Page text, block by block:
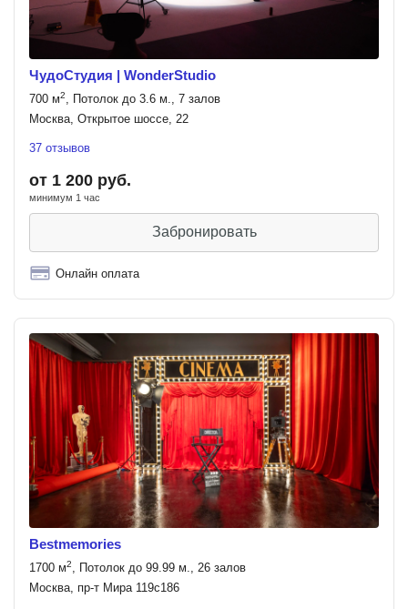
ЧудоСтудия | WonderStudio
700 м2, Потолок до 3.6 м., 7 залов
Москва, Открытое шоссе, 22
37 отзывов
от 1 200 руб.
минимум 1 час
Забронировать
Онлайн оплата
Bestmemories
1700 м2, Потолок до 99.99 м., 26 залов
Москва, пр-т Мира 119с186